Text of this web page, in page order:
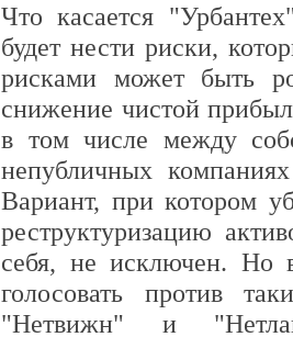
Что касается
будет нести риски,
рисками может быть
снижение чистой
в том числе между
непубличных
Вариант, при котором
реструктуризацию
себя, не исключен. Но
голосовать против
"Нетвижн" и